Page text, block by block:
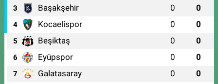
3 Başakşehir 0 0
4 Kocaelispor 0 0
5 Beşiktaş 0 0
6 Eyüpspor 0 0
7 Galatasaray 0 0